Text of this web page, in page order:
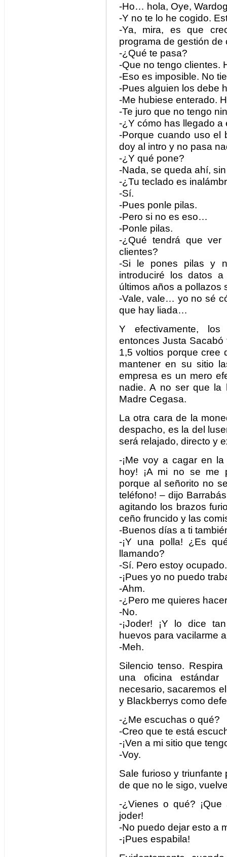
-Ho… hola, Oye,
-Y no te lo he cogido.
-Ya, mira, es que
programa de gestión de
-¿Qué te pasa?
-Que no tengo clientes.
-Eso es imposible. No
-Pues alguien los debe
-Me hubiese enterado.
-Te juro que no tengo
-¿Y cómo has llegado a
-Porque cuando uso el
doy al intro y no pasa
-¿Y qué pone?
-Nada, se queda ahí,
-¿Tu teclado es
-Sí.
-Pues ponle pilas.
-Pero si no es eso…
-Ponle pilas.
-¿Qué tendrá que
clientes?
-Si le pones pilas y
introduciré los datos
últimos años a pollazos
-Vale, vale… yo no sé
que hay liada…
Y efectivamente, los
entonces Justa Sacabó
1,5 voltios porque cree
mantener en su sitio
empresa es un mero
nadie. A no ser que la
Madre Cegasa.
La otra cara de la
despacho, es la del
será relajado, directo y
-¡Me voy a cagar en
hoy! ¡A mi no se me
porque al señorito no
teléfono! – dijo
agitando los brazos
ceño fruncido y las
-Buenos días a ti
-¡Y una polla! ¿Es
llamando?
-Sí. Pero estoy ocupado.
-¡Pues yo no puedo
-Ahm.
-¿Pero me quieres
-No.
-¡Joder! ¡Y lo dice
huevos para vacilarme
-Meh.
Silencio tenso.
una oficina
necesario, sacaremos
y Blackberrys como
-¿Me escuchas o qué?
-Creo que te está
-¡Ven a mi sitio que
-Voy.
Sale furioso y
de que no le sigo,
-¿Vienes o qué?
joder!
-No puedo dejar esto a
-¡Pues espabila!